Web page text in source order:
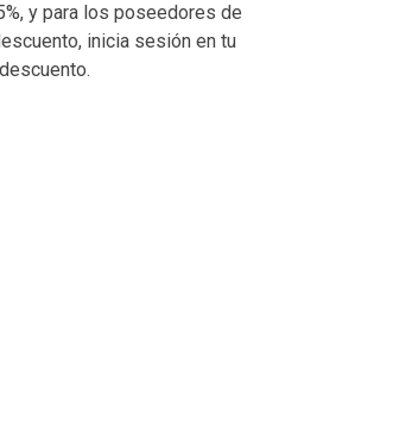
y para los poseedores de
inicia sesión en tu